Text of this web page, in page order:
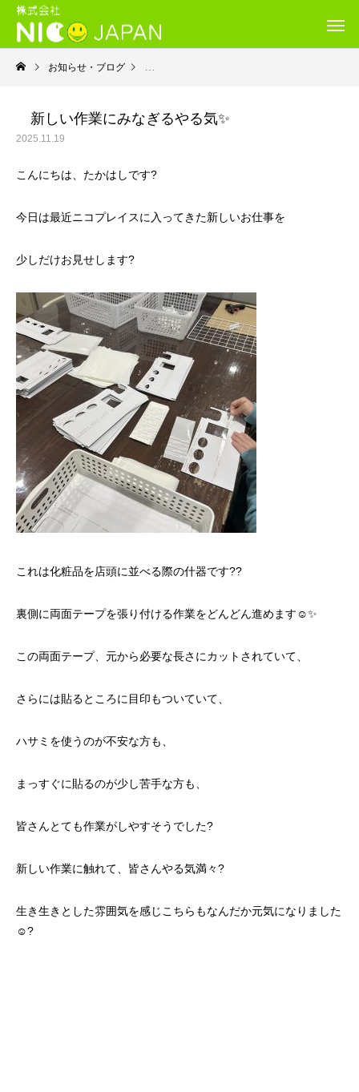
お知らせ・ブログ 就労継続支援Ｂ型・ニコプレイス
新しい作業にみなぎるやる気✨
2025.11.19
こんにちは、たかはしです?
今日は最近ニコプレイスに入ってきた新しいお仕事を
少しだけお見せします?
これは化粧品を店頭に並べる際の什器です??
裏側に両面テープを張り付ける作業をどんどん進めます☺️✨
この両面テープ、元から必要な長さにカットされていて、
さらには貼るところに目印もついていて、
ハサミを使うのが不安な方も、
まっすぐに貼るのが少し苦手な方も、
皆さんとても作業がしやすそうでした?
新しい作業に触れて、皆さんやる気満々?
生き生きとした雰囲気を感じこちらもなんだか元気になりました
☺️?